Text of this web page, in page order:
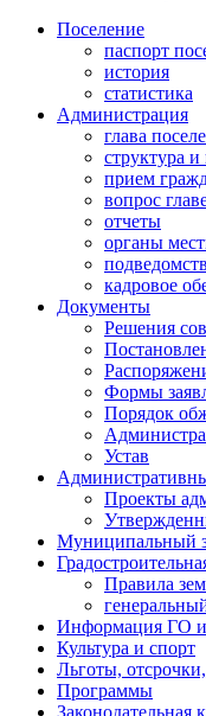
Поселение
паспорт
история
статистика
Администрация
глава
структура
прием
вопрос
отчеты
органы
кадровое
Документы
Решения
Формы
Порядок
Устав
Проекты
Муниципальный
Правила
Информация ГО
Культура и спорт
Льготы,
Программы
Законодательная